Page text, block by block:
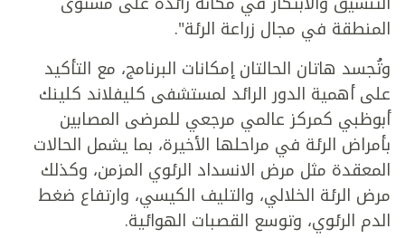
المنطقة في مجال زراعة الرئة".
وتُجسد هاتان الحالتان إمكانات البرنامج، مع التأكيد
على أهمية الدور الرائد لمستشفى كليفلاند كلينك
أبوظبي كمركز عالمي مرجعي للمرضى المصابين
بأمراض الرئة في مراحلها الأخيرة، بما يشمل الحالات
المعقدة مثل مرض الانسداد الرئوي المزمن، وكذلك
مرض الرئة الخلالي، والتليف الكيسي، وارتفاع ضغط
الدم الرئوي، وتوسع القصبات الهوائية.